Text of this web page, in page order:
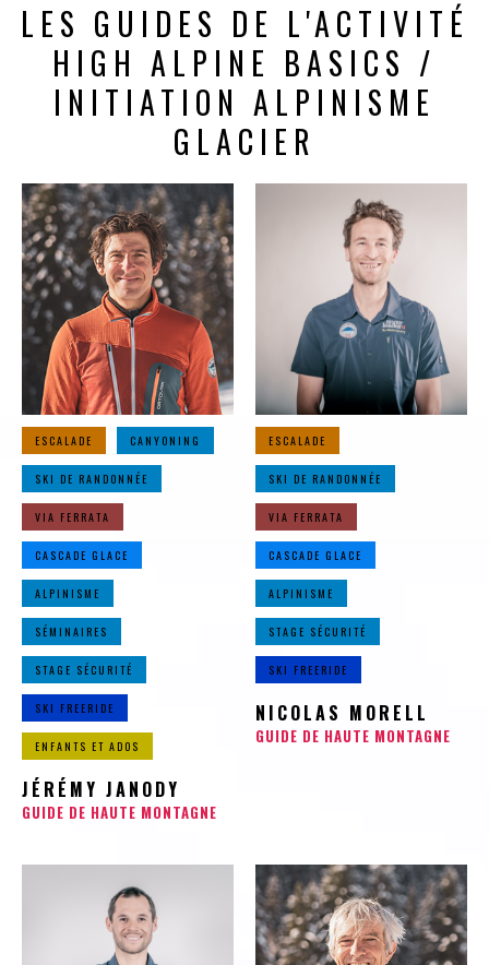
LES GUIDES DE L'ACTIVITÉ
HIGH ALPINE BASICS /
INITIATION ALPINISME
GLACIER
ESCALADE CANYONING
SKI DE RANDONNÉE
VIA FERRATA
CASCADE GLACE
ALPINISME
SÉMINAIRES
STAGE SÉCURITÉ
SKI FREERIDE
ENFANTS ET ADOS
JÉRÉMY JANODY
GUIDE DE HAUTE MONTAGNE
ESCALADE
SKI DE RANDONNÉE
VIA FERRATA
CASCADE GLACE
ALPINISME
STAGE SÉCURITÉ
SKI FREERIDE
NICOLAS MORELL
GUIDE DE HAUTE MONTAGNE